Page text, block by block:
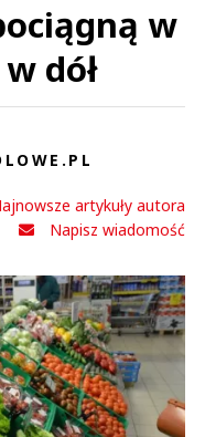
w
dół
artykuły autora
Napisz wiadomość